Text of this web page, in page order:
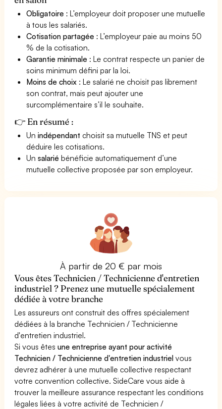
Obligatoire : L’employeur doit proposer une mutuelle
à tous les salariés.
Cotisation partagée : L’employeur paie au moins 50
% de la cotisation.
Garantie minimale : Le contrat respecte un panier de
soins minimum défini par la loi.
Moins de choix : Le salarié ne choisit pas librement
son contrat, mais peut ajouter une
surcomplémentaire s’il le souhaite.
👉 En résumé :
Unindépendant choisit sa mutuelle TNS et peut
déduire les cotisations.
Unsalarié bénéficie automatiquement d’une
mutuelle collective proposée par son employeur.
À partir de 20 € par mois
Vous êtes Technicien / Technicienne d'entretien
industriel ? Prenez une mutuelle spécialement
dédiée à votre branche
Les assureurs ont construit des offres spécialement
dédiées à la branche Technicien / Technicienne
d'entretien industriel.
Si vous êtesune entreprise ayant pour activité
Technicien / Technicienne d'entretien industriel vous
devrez adhérer à une mutuelle collective respectant
votre convention collective. SideCare vous aide à
trouver la meilleure assurance respectant les conditions
légales liées à votre activité de Technicien /